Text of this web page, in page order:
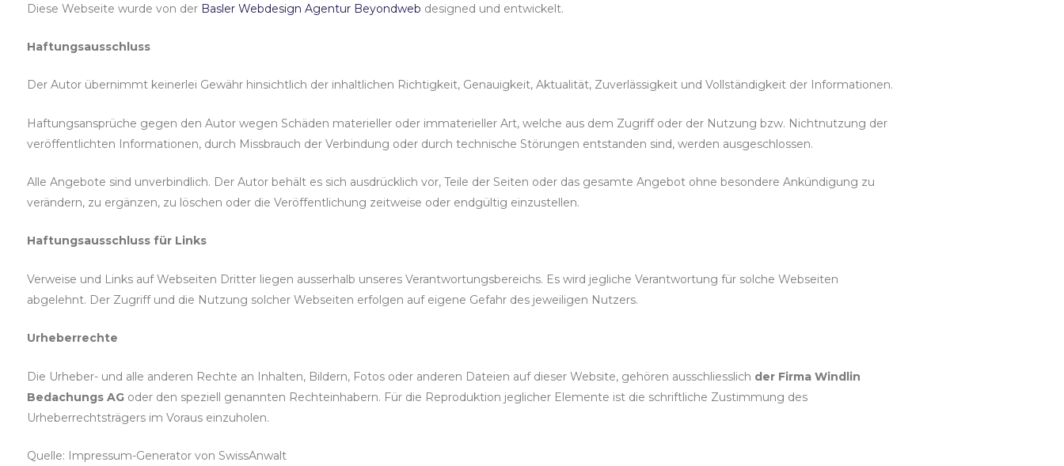
Diese Webseite wurde von der Basler Webdesign Agentur Beyondweb designed und entwickelt.
Haftungsausschluss
Der Autor übernimmt keinerlei Gewähr hinsichtlich der inhaltlichen Richtigkeit, Genauigkeit, Aktualität, Zuverlässigkeit und Vollständigkeit der Informationen.
Haftungsansprüche gegen den Autor wegen Schäden materieller oder immaterieller Art, welche aus dem Zugriff oder der Nutzung bzw. Nichtnutzung der
veröffentlichten Informationen, durch Missbrauch der Verbindung oder durch technische Störungen entstanden sind, werden ausgeschlossen.
Alle Angebote sind unverbindlich. Der Autor behält es sich ausdrücklich vor, Teile der Seiten oder das gesamte Angebot ohne besondere Ankündigung zu
verändern, zu ergänzen, zu löschen oder die Veröffentlichung zeitweise oder endgültig einzustellen.
Haftungsausschluss für Links
Verweise und Links auf Webseiten Dritter liegen ausserhalb unseres Verantwortungsbereichs. Es wird jegliche Verantwortung für solche Webseiten
abgelehnt. Der Zugriff und die Nutzung solcher Webseiten erfolgen auf eigene Gefahr des jeweiligen Nutzers.
Urheberrechte
Die Urheber- und alle anderen Rechte an Inhalten, Bildern, Fotos oder anderen Dateien auf dieser Website, gehören ausschliesslich der Firma Windlin
Bedachungs AG oder den speziell genannten Rechteinhabern. Für die Reproduktion jeglicher Elemente ist die schriftliche Zustimmung des
Urheberrechtsträgers im Voraus einzuholen.
Quelle: Impressum-Generator von SwissAnwalt